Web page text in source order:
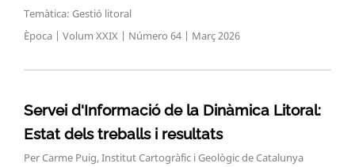
Temàtica: Gestió litoral
Època | Volum XXIX | Número 64 | Març 2026
Servei d'Informació de la Dinàmica Litoral:
Estat dels treballs i resultats
Per Carme Puig, Institut Cartogràfic i Geològic de Catalunya